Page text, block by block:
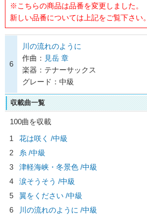
※こちらの商品は品番を変更しました。
新しい品番については上記をご覧下さい。
6
川の流れのように
作曲： 見岳 章
楽器：テナーサックス
グレード：中級
収載曲一覧
100曲を収載
1
花は咲く /中級
2
糸 /中級
3
津軽海峡・冬景色 /中級
4
涙そうそう /中級
5
翼をください /中級
6
川の流れのように /中級